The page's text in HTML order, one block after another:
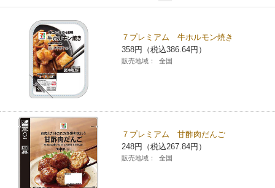
ギフト
プリペイドカード・金券
ニンテンドー・ダウンロードカード
コピー
プリント
スキャン
ファクス
チケット
宅配便
切手・はがき・印紙
セブン銀行ATM
ご利用可能なお支払い方法
各種料金のお支払い
チケットサービス
セブンチケット
チケットぴあ
イープラス
CNプレイガイド
セブン‐イレブンでお受取り
タワーレコード
セブンネットショッピング
停電時のサービス停止のお知らせ
企業理念
会社概要
貸借対照表・損益計算書
沿革
国内店舗数
セブン＆アイ・ホールディングスの重点課題
サステナビリティ活動基本方針
サステナビリティ推進体制
GREEN CHALLENGE 2050
4VISIONS
加盟店オーナー募集 物件募集・購入
アルバイト情報
店舗検索
ネットショッピング
お問い合わせ
Language
English (Corporate)
７プレミアム 牛ホルモン焼き
358円（税込386.64円）
販売地域： 全国
７プレミアム 甘酢肉だんご
248円（税込267.84円）
販売地域： 全国